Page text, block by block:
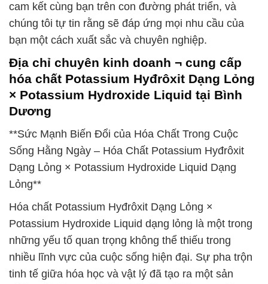
cam kết cùng bạn trên con đường phát triển, và
chúng tôi tự tin rằng sẽ đáp ứng mọi nhu cầu của
bạn một cách xuất sắc và chuyên nghiệp.
Địa chỉ chuyên kinh doanh ¬ cung cấp
hóa chất Potassium Hyđrôxit Dạng Lỏng
× Potassium Hydroxide Liquid tại Bình
Dương
**Sức Mạnh Biến Đổi của Hóa Chất Trong Cuộc
Sống Hằng Ngày – Hóa Chất Potassium Hyđrôxit
Dạng Lỏng × Potassium Hydroxide Liquid Dạng
Lỏng**
Hóa chất Potassium Hyđrôxit Dạng Lỏng ×
Potassium Hydroxide Liquid dạng lỏng là một trong
những yếu tố quan trọng không thể thiếu trong
nhiều lĩnh vực của cuộc sống hiện đại. Sự pha trộn
tinh tế giữa hóa học và vật lý đã tạo ra một sản